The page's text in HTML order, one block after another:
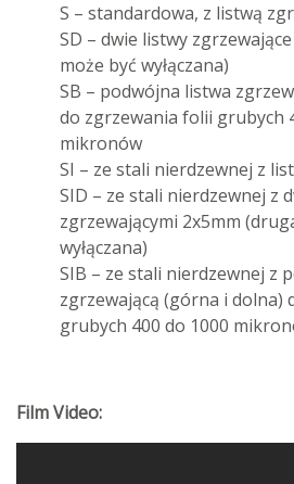
S – standardowa, z listwą
SD – dwie listwy
może być wyłączana)
SB – podwójna listwa
do zgrzewania folii grubych
mikronów
SI – ze stali nierdzewnej z
SID – ze stali nierdzewnej z
zgrzewającymi 2x5mm
wyłączana)
SIB – ze stali nierdzewnej z
zgrzewającą (górna i dolna)
grubych 400 do 1000
Film Video: